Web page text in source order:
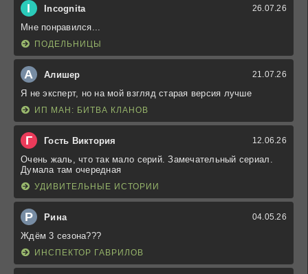
I Incognita 26.07.26
Мне понравился...
ПОДЕЛЬНИЦЫ
А Алишер 21.07.26
Я не эксперт, но на мой взгляд старая версия лучше
ИП МАН: БИТВА КЛАНОВ
Г Гость Виктория 12.06.26
Очень жаль, что так мало серий. Замечательный сериал.
Думала там очередная
УДИВИТЕЛЬНЫЕ ИСТОРИИ
Р Рина 04.05.26
Ждём 3 сезона???
ИНСПЕКТОР ГАВРИЛОВ